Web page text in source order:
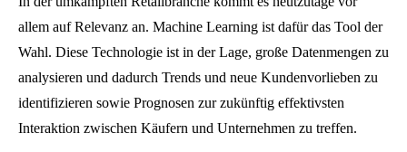
allem auf Relevanz an. Machine Learning ist dafür das Tool der
Wahl. Diese Technologie ist in der Lage, große Datenmengen zu
analysieren und dadurch Trends und neue Kundenvorlieben zu
identifizieren sowie Prognosen zur zukünftig effektivsten
Interaktion zwischen Käufern und Unternehmen zu treffen.